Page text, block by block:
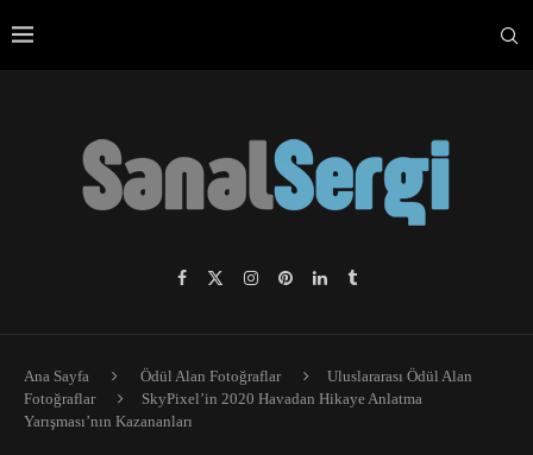
Ana Sayfa Ödül Alan Fotoğraflar
Uluslararası Ödül Alan
Fotoğraflar
SkyPixel’in 2020 Havadan Hikaye Anlatma
Yarışması’nın Kazananları